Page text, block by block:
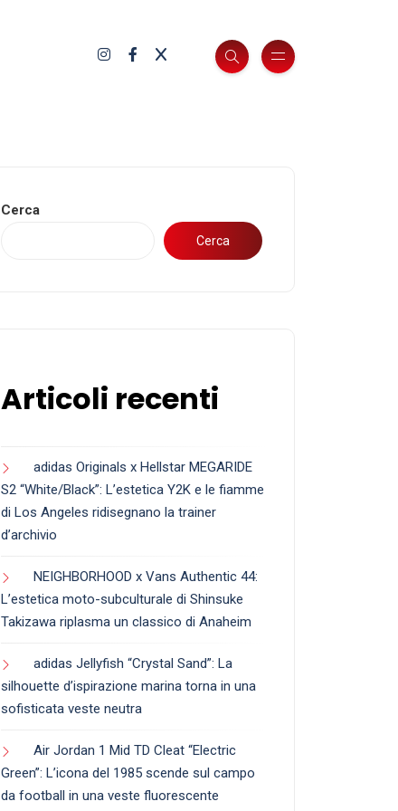
Cerca
Cerca
Articoli recenti
adidas Originals x Hellstar MEGARIDE
S2 “White/Black”: L’estetica Y2K e le fiamme
di Los Angeles ridisegnano la trainer
d’archivio
NEIGHBORHOOD x Vans Authentic 44:
L’estetica moto-subculturale di Shinsuke
Takizawa riplasma un classico di Anaheim
adidas Jellyfish “Crystal Sand”: La
silhouette d’ispirazione marina torna in una
sofisticata veste neutra
Air Jordan 1 Mid TD Cleat “Electric
Green”: L’icona del 1985 scende sul campo
da football in una veste fluorescente